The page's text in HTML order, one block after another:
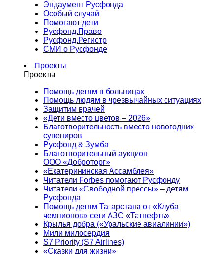
Эндаумент Русфонда
Особый случай
Помогают дети
Русфонд.Право
Русфонд.Регистр
СМИ о Русфонде
Проекты
Проекты
Помощь детям в больницах
Помощь людям в чрезвычайных ситуациях
Защитим врачей
«Дети вместо цветов – 2026»
Благотворительность вместо новогодних
сувениров
Русфонд & Зумба
Благотворительный аукцион
ООО «Доброторг»
«Екатерининская Ассамблея»
Читатели Forbes помогают Русфонду
Читатели «Свободной прессы» – детям
Русфонда
Помощь детям Татарстана от «Клуба
чемпионов» сети АЗС «Татнефть»
Крылья добра («Уральские авиалинии»)
Мили милосердия
S7 Priority (S7 Airlines)
«Сказки для жизни»